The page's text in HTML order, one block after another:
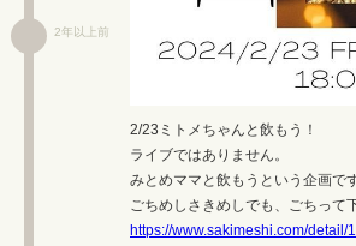
2年以上前
2/23ミトメちゃんと飲もう！
ライブではありません。
みとめママと飲もうという企画です
ごちめしさきめしでも、ごちって
https://www.sakimeshi.com/detail/